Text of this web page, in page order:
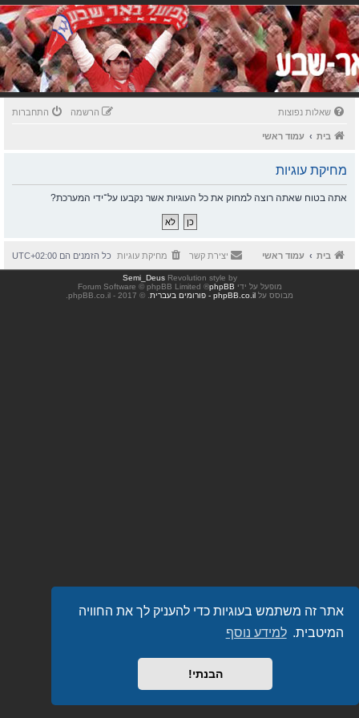
אתר זה משתמש בעוגיות כדי להעניק לך את החוויה
המיטבית. למידע נוסף
הבנתי!
שאלות נפוצות התחברות הרשמה
בית עמוד ראשי
מחיקת עוגיות
אתה בטוח שאתה רוצה למחוק את כל העוגיות אשר נקבעו על־ידי המערכת?
בית עמוד ראשי כל הזמנים הם UTC+02:00 מחיקת עוגיות יצירת קשר
Revolution style by
Semi_Deus
מופעל על ידי phpBB
® Forum Software © phpBB Limited
מבוסס על phpBB.co.il - פורומים בעברית . © 2017 - phpBB.co.il.